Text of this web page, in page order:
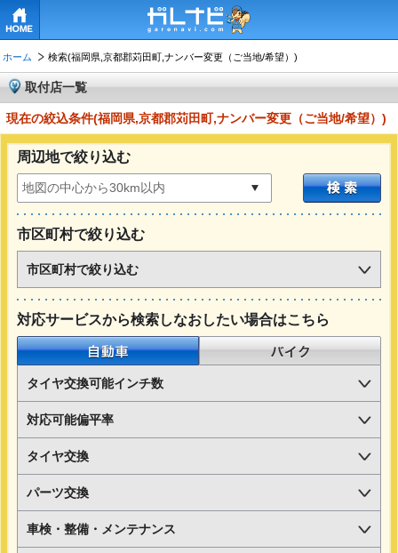
ホーム 検索(福岡県,京都郡苅田町,ナンバー変更（ご当地/希望）)
取付店一覧
現在の絞込条件(福岡県,京都郡苅田町,ナンバー変更（ご当地/希望）)
周辺地で絞り込む
市区町村で絞り込む
市区町村で絞り込む
対応サービスから検索しなおしたい場合はこちら
自動車
タイヤ交換可能インチ数
対応可能偏平率
タイヤ交換
パーツ交換
車検・整備・メンテナンス